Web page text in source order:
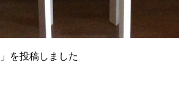
」を投稿しました